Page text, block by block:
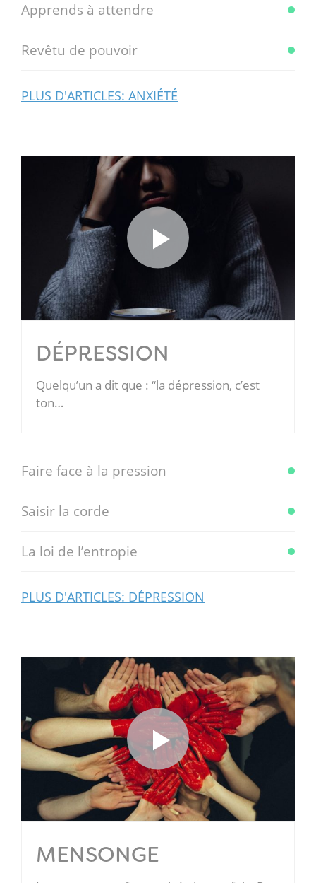
Apprends à attendre
Revêtu de pouvoir
PLUS D'ARTICLES: ANXIÉTÉ
DÉPRESSION
Quelqu’un a dit que : “la dépression, c’est
ton…
Faire face à la pression
Saisir la corde
La loi de l’entropie
PLUS D'ARTICLES: DÉPRESSION
MENSONGE